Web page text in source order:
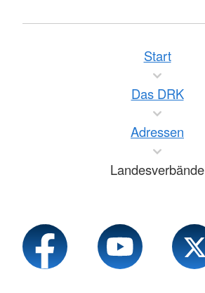
Start
Das DRK
Adressen
Landesverbände